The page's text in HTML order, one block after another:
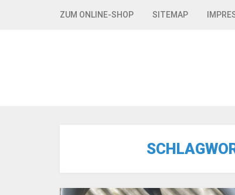
ZUM ONLINE-SHOP SITEMAP